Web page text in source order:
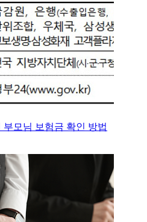
모님 보험금 확인 방법